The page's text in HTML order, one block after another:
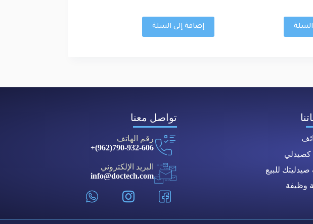
إضافة إلى السلة
كصيدلي
للبيع
وظيفة
تواصل معنا
رقم الهاتف
790-932-606(962)+
البريد الإلكتروني
info@doctech.com